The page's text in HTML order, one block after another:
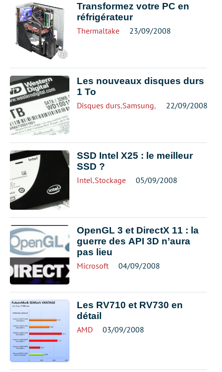
Transformez votre PC en
réfrigérateur
Thermaltake 23/09/2008
Les nouveaux disques durs
1 To
Disques durs,Samsung, Seagate,Stockage
22/09/2008
SSD Intel X25 : le meilleur
SSD ?
Intel,Stockage 05/09/2008
OpenGL 3 et DirectX 11 : la
guerre des API 3D n’aura
pas lieu
Microsoft 04/09/2008
Les RV710 et RV730 en
détail
AMD 03/09/2008